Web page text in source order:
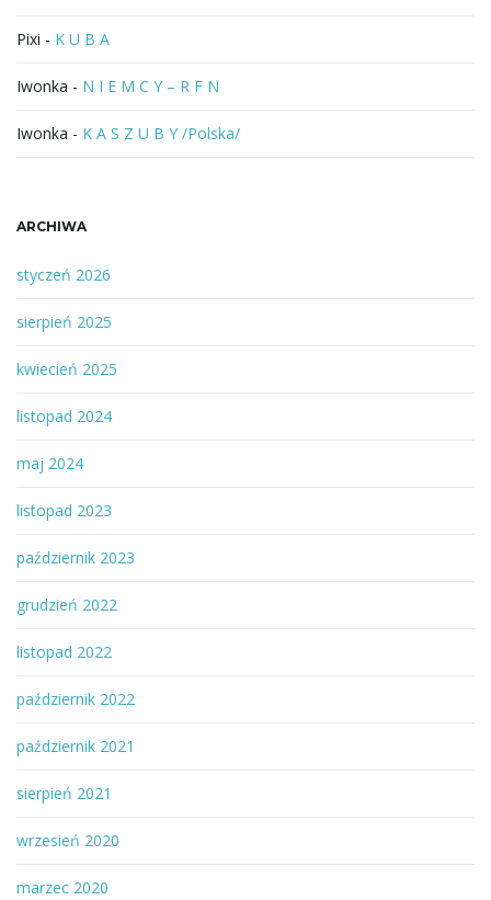
Pixi - K U B A
Iwonka - N I E M C Y – R F N
Iwonka - K A S Z U B Y /Polska/
ARCHIWA
styczeń 2026
sierpień 2025
kwiecień 2025
listopad 2024
maj 2024
listopad 2023
październik 2023
grudzień 2022
listopad 2022
październik 2022
październik 2021
sierpień 2021
wrzesień 2020
marzec 2020